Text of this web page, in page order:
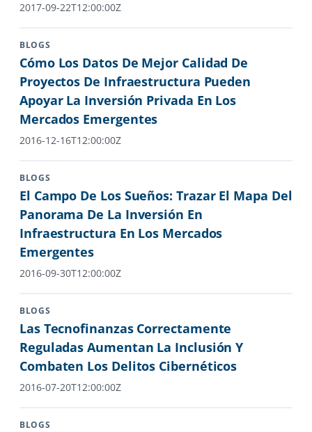
2017-09-22T12:00:00Z
BLOGS
Cómo Los Datos De Mejor Calidad De
Proyectos De Infraestructura Pueden
Apoyar La Inversión Privada En Los
Mercados Emergentes
2016-12-16T12:00:00Z
BLOGS
El Campo De Los Sueños: Trazar El Mapa Del
Panorama De La Inversión En
Infraestructura En Los Mercados
Emergentes
2016-09-30T12:00:00Z
BLOGS
Las Tecnofinanzas Correctamente
Reguladas Aumentan La Inclusión Y
Combaten Los Delitos Cibernéticos
2016-07-20T12:00:00Z
BLOGS